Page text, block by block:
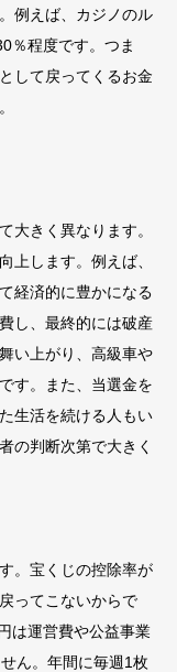
例えば、カジノのル
％程度です。つま
して戻ってくるお金
大きく異なります。
上します。例えば、
経済的に豊かになる
し、最終的には破産
い上がり、高級車や
す。また、当選金を
生活を続ける人もい
の判断次第で大きく
。宝くじの控除率が
ってこないからで
は運営費や公益事業
ん。年間に毎週1枚